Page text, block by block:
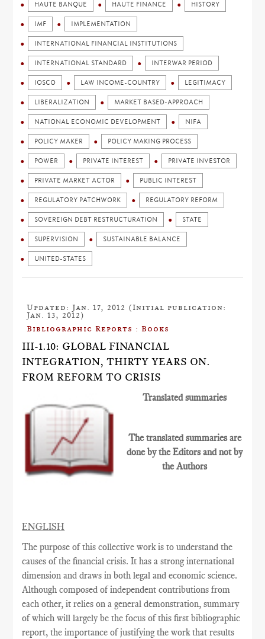
HAUTE BANQUE HAUTE FINANCE HISTORY
IMF IMPLEMENTATION
INTERNATIONAL FINANCIAL INSTITUTIONS
INTERNATIONAL STANDARD INTERWAR PERIOD
IOSCO LAW INCOME-COUNTRY LEGITIMACY
LIBERALIZATION MARKET BASED-APPROACH
NATIONAL ECONOMIC DEVELOPMENT NIFA
POLICY MAKER POLICY MAKING PROCESS
POWER PRIVATE INTEREST PRIVATE INVESTOR
PRIVATE MARKET ACTOR PUBLIC INTEREST
REGULATORY PATCHWORK REGULATORY REFORM
SOVEREIGN DEBT RESTRUCTURATION STATE
SUPERVISION SUSTAINABLE BALANCE
UNITED-STATES
Updated: Jan. 17, 2012 (Initial publication:
Jan. 13, 2012)
Bibliographic Reports : Books
III-1.10: GLOBAL FINANCIAL
INTEGRATION, THIRTY YEARS ON.
FROM REFORM TO CRISIS
Translated summaries
The translated summaries are
done by the Editors and not by
the Authors
ENGLISH
The purpose of this collective work is to understand the
causes of the financial crisis. It has a strong international
dimension and draws in both legal and economic science.
Although composed of independent contributions from
each other, it relies on a general demonstration, summary
of which will largely be the focus of this first bibliographic
report, the importance of justifying the work that results